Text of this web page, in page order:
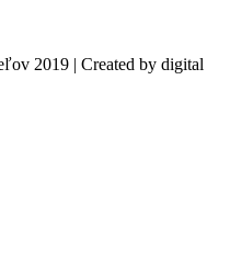
2019 | Created by digital